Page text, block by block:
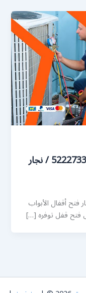
رقم فتح أبواب واقفال سلوى / 52227339 / نجار
أقفال الأبواب